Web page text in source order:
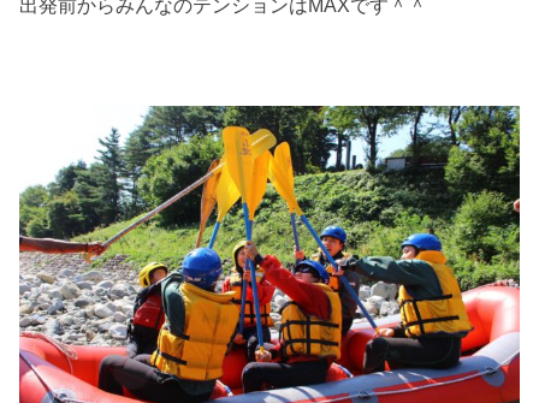
出発前からみんなのテンションはMAXです＾＾